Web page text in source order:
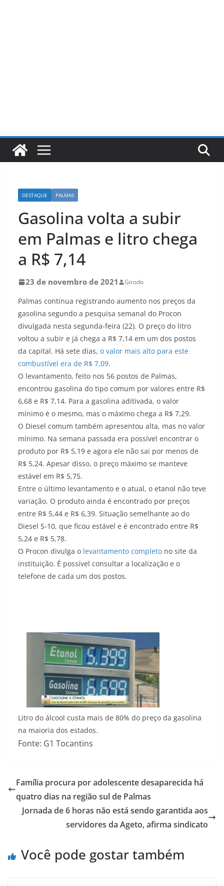
DESTAQUE PALMAS
Gasolina volta a subir
em Palmas e litro chega
a R$ 7,14
23 de novembro de 2021 Girodo
Palmas continua registrando aumento nos preços da
gasolina segundo a pesquisa semanal do Procon
divulgada nesta segunda-feira (22). O preço do litro
voltou a subir e já chega a R$ 7,14 em um dos postos
da capital. Há sete dias, o valor mais alto para este
combustível era de R$ 7,09.
O levantamento, feito nos 56 postos de Palmas,
encontrou gasolina do tipo comum por valores entre R$
6,68 e R$ 7,14. Para a gasolina aditivada, o valor
mínimo é o mesmo, mas o máximo chega a R$ 7,29.
O Diesel comum também apresentou alta, mas no valor
mínimo. Na semana passada era possível encontrar o
produto por R$ 5,19 e agora ele não sai por menos de
R$ 5,24. Apesar disso, o preço máximo se manteve
estável em R$ 5,75.
Entre o último levantamento e o atual, o etanol não teve
variação. O produto ainda é encontrado por preços
entre R$ 5,44 e R$ 6,39. Situação semelhante ao do
Diesel S-10, que ficou estável e é encontrado entre R$
5,24 e R$ 5,78.
O Procon divulga o levantamento completo no site da
instituição. É possível consultar a localização e o
telefone de cada um dos postos.
Litro do álcool custa mais de 80% do preço da gasolina
na maioria dos estados.
Fonte: G1 Tocantins
Família procura por adolescente desaparecida há
quatro dias na região sul de Palmas
Jornada de 6 horas não está sendo garantida aos
servidores da Ageto, afirma sindicato
Você pode gostar também